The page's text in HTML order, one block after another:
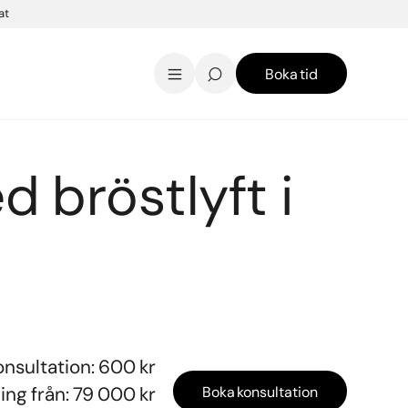
KontaktEnglish
Boka tid
bröstlyft i
600 kr
från: 79 000 kr
Boka konsultation